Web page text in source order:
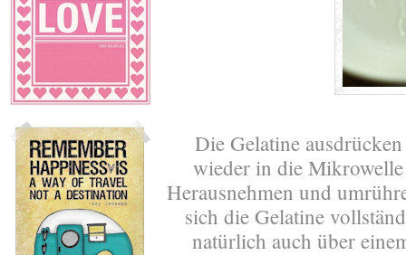
Die Gelatine
wieder in die
Herausnehmen und
sich die Gelatine
natürlich auch über